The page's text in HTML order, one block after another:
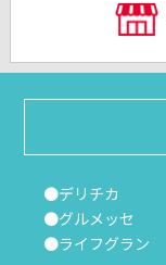
●デリチカ
●グルメッセ
●ライフグラン